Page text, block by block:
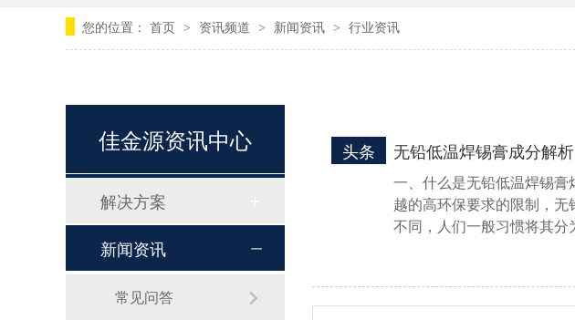
您的位置： 首页 > 资讯频道 > 新闻资讯 > 行业资讯
无铅低温焊锡膏成分解
头条
一、什么是无铅低温焊锡
越的高环保要求的限制，
不同，人们一般习惯将其
佳金源资讯中心
解决方案
新闻资讯
常见问答
LFP-5RR-0307 零卤和REACH无铅高温锡膏